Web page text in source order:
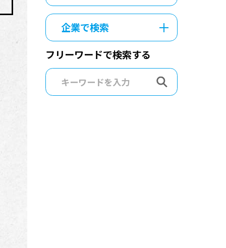
企業で検索
フリーワードで検索する